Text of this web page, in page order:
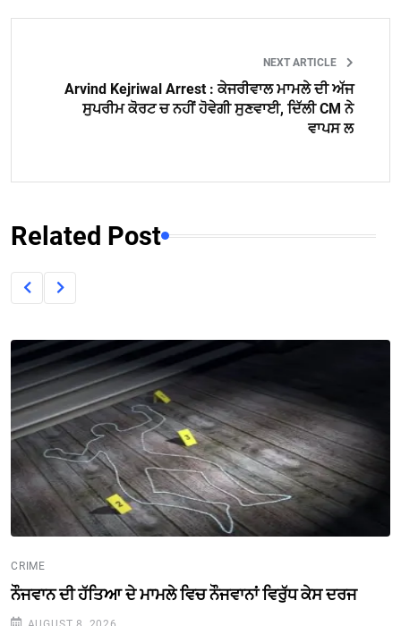
NEXT ARTICLE
Arvind Kejriwal Arrest : ਕੇਜਰੀਵਾਲ ਮਾਮਲੇ ਦੀ ਅੱਜ
ਸੁਪਰੀਮ ਕੋਰਟ ਚ ਨਹੀਂ ਹੋਵੇਗੀ ਸੁਣਵਾਈ, ਦਿੱਲੀ CM ਨੇ
ਵਾਪਸ ਲ
Related Post
CRIME
ਨੌਜਵਾਨ ਦੀ ਹੱਤਿਆ ਦੇ ਮਾਮਲੇ ਵਿਚ ਨੌਜਵਾਨਾਂ ਵਿਰੁੱਧ ਕੇਸ ਦਰਜ